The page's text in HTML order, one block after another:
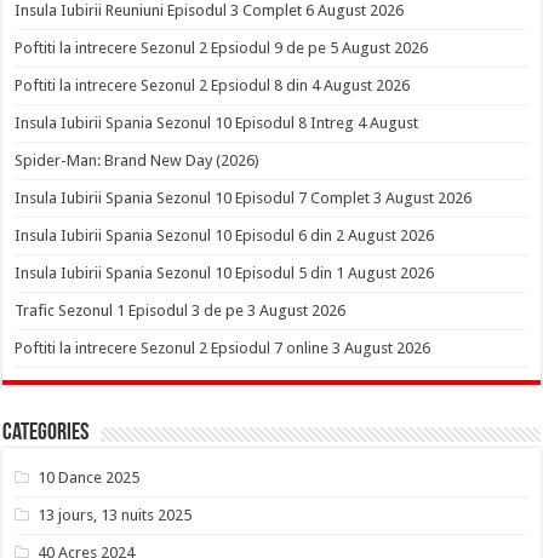
Insula Iubirii Reuniuni Episodul 3 Complet 6 August 2026
Poftiti la intrecere Sezonul 2 Epsiodul 9 de pe 5 August 2026
Poftiti la intrecere Sezonul 2 Epsiodul 8 din 4 August 2026
Insula Iubirii Spania Sezonul 10 Episodul 8 Intreg 4 August
Spider-Man: Brand New Day (2026)
Insula Iubirii Spania Sezonul 10 Episodul 7 Complet 3 August 2026
Insula Iubirii Spania Sezonul 10 Episodul 6 din 2 August 2026
Insula Iubirii Spania Sezonul 10 Episodul 5 din 1 August 2026
Trafic Sezonul 1 Episodul 3 de pe 3 August 2026
Poftiti la intrecere Sezonul 2 Epsiodul 7 online 3 August 2026
Categories
10 Dance 2025
13 jours, 13 nuits 2025
40 Acres 2024